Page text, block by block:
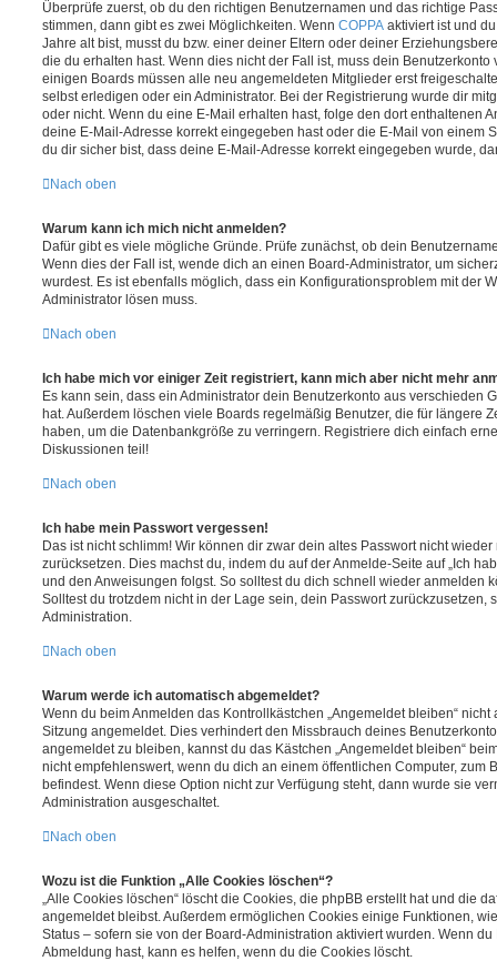
Überprüfe zuerst, ob du den richtigen Benutzernamen und das richtige
stimmen, dann gibt es zwei Möglichkeiten. Wenn COPPA aktiviert ist und
Jahre alt bist, musst du bzw. einer deiner Eltern oder deiner
die du erhalten hast. Wenn dies nicht der Fall ist, muss dein
einigen Boards müssen alle neu angemeldeten Mitglieder erst
selbst erledigen oder ein Administrator. Bei der Registrierung wurde dir
oder nicht. Wenn du eine E-Mail erhalten hast, folge den dort enthaltenen
deine E-Mail-Adresse korrekt eingegeben hast oder die E-Mail von einem
du dir sicher bist, dass deine E-Mail-Adresse korrekt eingegeben wurde,
Nach oben
Warum kann ich mich nicht anmelden?
Dafür gibt es viele mögliche Gründe. Prüfe zunächst, ob dein
Wenn dies der Fall ist, wende dich an einen Board-Administrator, um
wurdest. Es ist ebenfalls möglich, dass ein Konfigurationsproblem mit der
Administrator lösen muss.
Nach oben
Ich habe mich vor einiger Zeit registriert, kann mich aber nicht mehr
Es kann sein, dass ein Administrator dein Benutzerkonto aus verschieden
hat. Außerdem löschen viele Boards regelmäßig Benutzer, die für längere
haben, um die Datenbankgröße zu verringern. Registriere dich einfach
Diskussionen teil!
Nach oben
Ich habe mein Passwort vergessen!
Das ist nicht schlimm! Wir können dir zwar dein altes Passwort nicht
zurücksetzen. Dies machst du, indem du auf der Anmelde-Seite auf „Ich
und den Anweisungen folgst. So solltest du dich schnell wieder anmelden
Solltest du trotzdem nicht in der Lage sein, dein Passwort zurückzusetzen,
Administration.
Nach oben
Warum werde ich automatisch abgemeldet?
Wenn du beim Anmelden das Kontrollkästchen „Angemeldet bleiben“
Sitzung angemeldet. Dies verhindert den Missbrauch deines
angemeldet zu bleiben, kannst du das Kästchen „Angemeldet bleiben“
nicht empfehlenswert, wenn du dich an einem öffentlichen Computer, zum
befindest. Wenn diese Option nicht zur Verfügung steht, dann wurde sie
Administration ausgeschaltet.
Nach oben
Wozu ist die Funktion „Alle Cookies löschen“?
„Alle Cookies löschen“ löscht die Cookies, die phpBB erstellt hat und die
angemeldet bleibst. Außerdem ermöglichen Cookies einige Funktionen,
Status – sofern sie von der Board-Administration aktiviert wurden. Wenn
Abmeldung hast, kann es helfen, wenn du die Cookies löscht.